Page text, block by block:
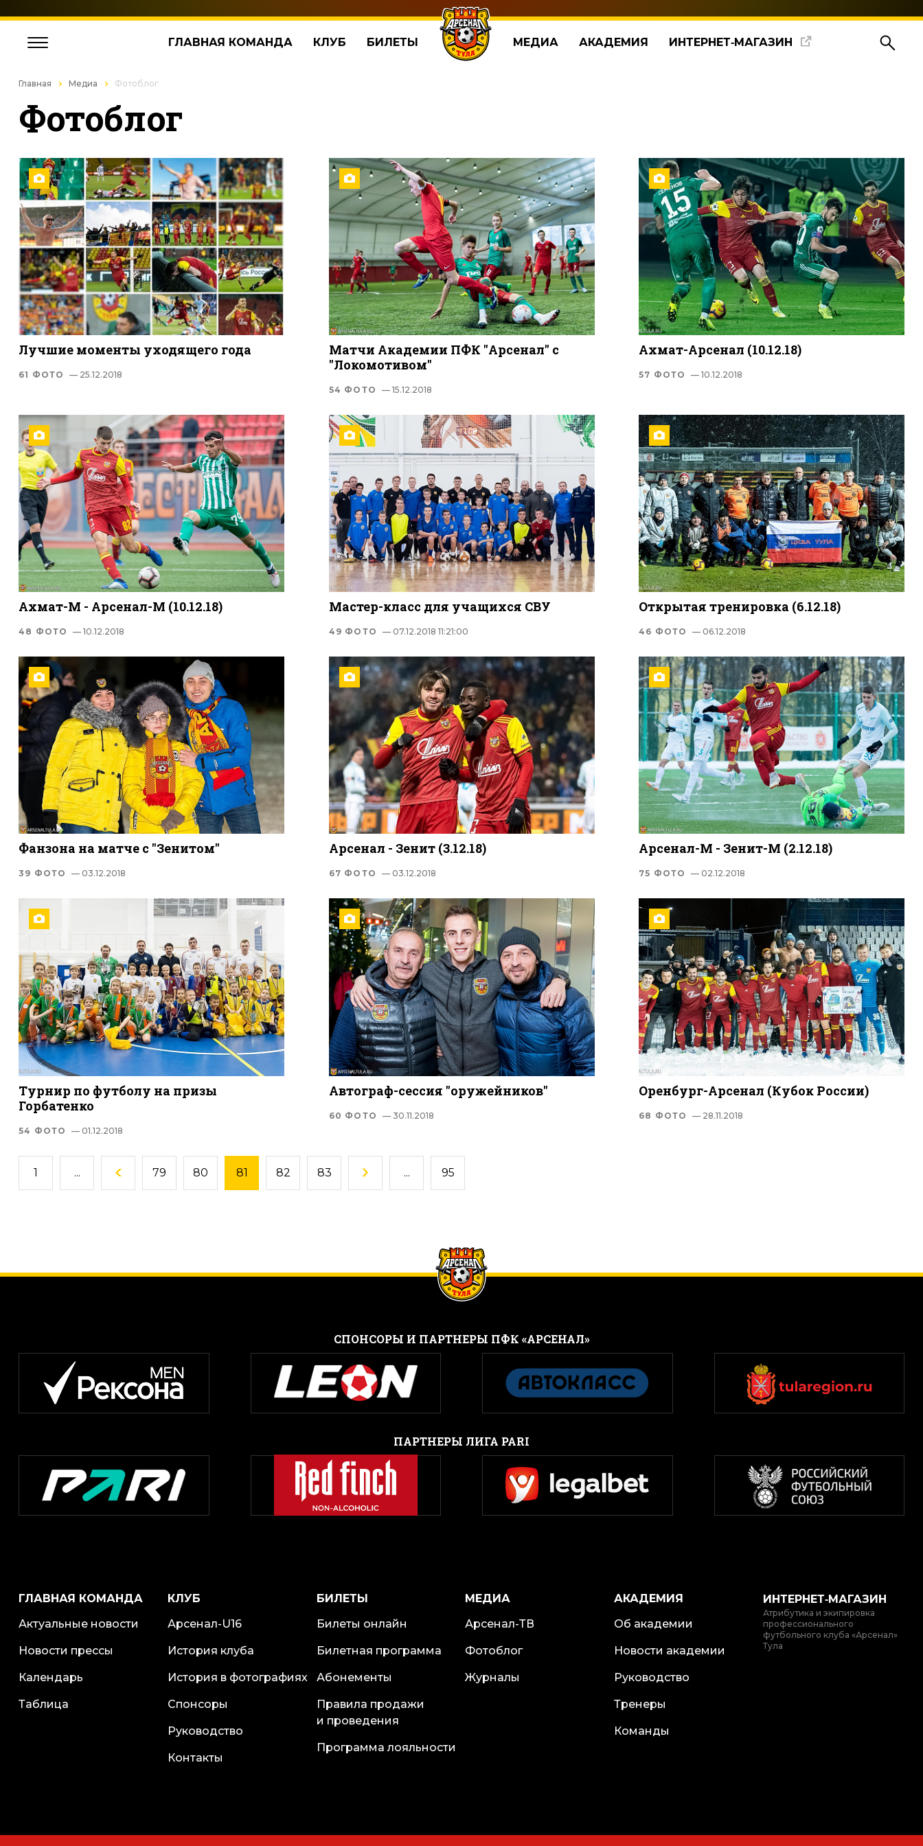
ГЛАВНАЯ КОМАНДА КЛУБ БИЛЕТЫ МЕДИА АКАДЕМИЯ ИНТЕРНЕТ‑МАГАЗИН
Главная Медиа Фотоблог
Фотоблог
Лучшие моменты уходящего года
61 ФОТО — 25.12.2018
Матчи Академии ПФК "Арсенал" с
"Локомотивом"
54 ФОТО — 15.12.2018
Ахмат-Арсенал (10.12.18)
57 ФОТО — 10.12.2018
Ахмат-М - Арсенал-М (10.12.18)
48 ФОТО — 10.12.2018
Мастер-класс для учащихся СВУ
49 ФОТО — 07.12.2018 11:21:00
Открытая тренировка (6.12.18)
46 ФОТО — 06.12.2018
Фанзона на матче с "Зенитом"
39 ФОТО — 03.12.2018
Арсенал - Зенит (3.12.18)
67 ФОТО — 03.12.2018
Арсенал-М - Зенит-М (2.12.18)
75 ФОТО — 02.12.2018
Турнир по футболу на призы
Горбатенко
54 ФОТО — 01.12.2018
Автограф-сессия "оружейников"
60 ФОТО — 30.11.2018
Оренбург-Арсенал (Кубок России)
68 ФОТО — 28.11.2018
1 ... 79 80 81 82 83 ... 95
CПОНСОРЫ И ПАРТНЕРЫ ПФК «АРСЕНАЛ»
ПАРТНЕРЫ ЛИГА PARI
ГЛАВНАЯ КОМАНДА
Актуальные новости
Новости прессы
Календарь
Таблица
КЛУБ
Арсенал-U16
История клуба
История в фотографиях
Спонсоры
Руководство
Контакты
БИЛЕТЫ
Билеты онлайн
Билетная программа
Абонементы
Правила продажи
и проведения
Программа лояльности
МЕДИА
Арсенал-ТВ
Фотоблог
Журналы
АКАДЕМИЯ
Об академии
Новости академии
Руководство
Тренеры
Команды
ИНТЕРНЕТ‑МАГАЗИН
Атрибутика и экипировка
профессионального
футбольного клуба «Арсенал»
Тула